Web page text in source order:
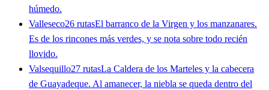
húmedo.
Valleseco26 rutasEl barranco de la Virgen y los manzanares.
Es de los rincones más verdes, y se nota sobre todo recién
llovido.
Valsequillo27 rutasLa Caldera de los Marteles y la cabecera
de Guayadeque. Al amanecer, la niebla se queda dentro del